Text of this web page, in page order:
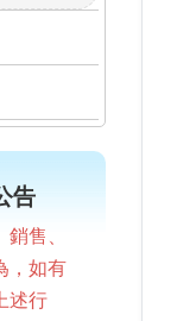
告
售、
，如有
述行